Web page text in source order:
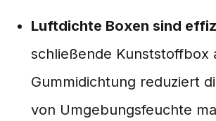
Luftdichte Boxen sind
schließende Kunststoffbox
Gummidichtung reduziert
von Umgebungsfeuchte